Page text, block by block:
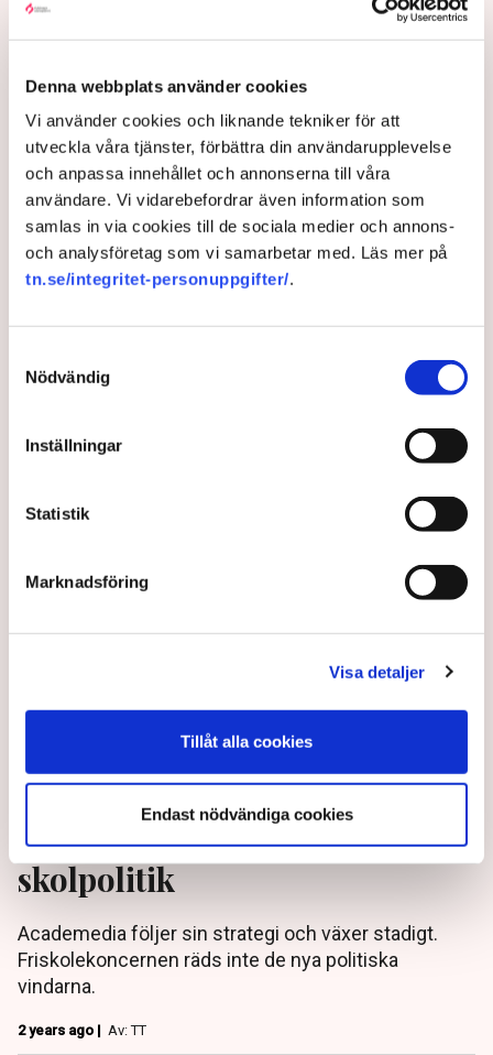
Denna webbplats använder cookies
Vi använder cookies och liknande tekniker för att
utveckla våra tjänster, förbättra din användarupplevelse
och anpassa innehållet och annonserna till våra
användare. Vi vidarebefordrar även information som
samlas in via cookies till de sociala medier och annons-
och analysföretag som vi samarbetar med. Läs mer på
tn.se/integritet-personuppgifter/.
Nödvändig
Inställningar
Statistik
Marknadsföring
Visa detaljer
Tillåt alla cookies
Endast nödvändiga cookies
2 years ago |
Flera stora kommuner dras in
i vårdkonflikten
Vårdförbundet utökar övertidsblockaden i den
pågående konflikten med arbetsgivarparten
2 years ago |
Friskolan räds inte ny
skolpolitik
Academedia följer sin strategi och växer stadigt.
Friskolekoncernen räds inte de nya politiska
vindarna.
2 years ago | Av: TT